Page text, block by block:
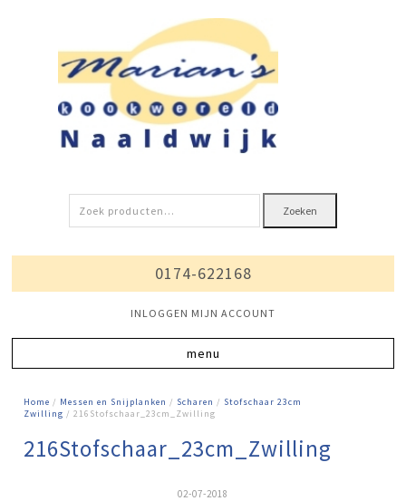
Zoeken
naar:
Zoeken
0174-622168
INLOGGEN MIJN ACCOUNT
Home / Messen en Snijplanken / Scharen / Stofschaar 23cm
Zwilling / 216Stofschaar_23cm_Zwilling
216Stofschaar_23cm_Zwilling
02-07-2018